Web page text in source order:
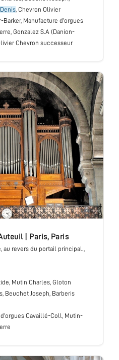
Denis, Chevron Olivier
Manufacture d’orgues
Gonzalez S.A (Danion-
Chevron successeur
| Paris, Paris
au revers du portail principal.,
Mutin Charles, Gloton
Beuchet Joseph, Barberis
Cavaillé-Coll, Mutin-